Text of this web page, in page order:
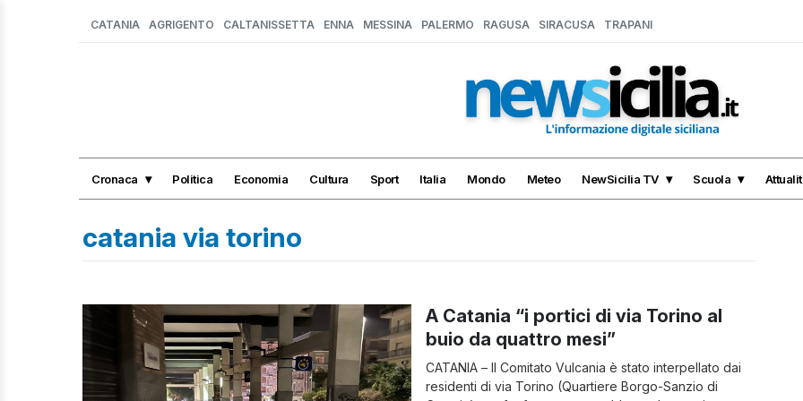
CATANIA AGRIGENTO CALTANISSETTA ENNA MESSINA PALERMO RAGUSA SIRACUSA TRAPANI
Cronaca Politica Economia Cultura Sport Italia Mondo Meteo NewSicilia TV Scuola
catania via torino
A Catania “i portici di via Torino al
buio da quattro mesi”
CATANIA – Il Comitato Vulcania è stato interpellato dai
residenti di via Torino (Quartiere Borgo-Sanzio di